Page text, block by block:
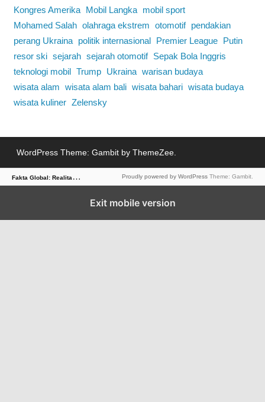
Kongres Amerika
Mobil Langka
mobil sport
Mohamed Salah olahraga ekstrem otomotif
pendakian
perang Ukraina
politik internasional Premier League
Putin
resor ski sejarah sejarah otomotif
Sepak Bola Inggris
teknologi mobil Trump Ukraina warisan budaya
wisata alam wisata alam bali wisata bahari wisata budaya
wisata kuliner Zelensky
WordPress Theme: Gambit by ThemeZee.
F
akta Global: Realitas Dunia dalam Berita Proudly powered by WordPress Theme: Gambit.
Exit mobile version